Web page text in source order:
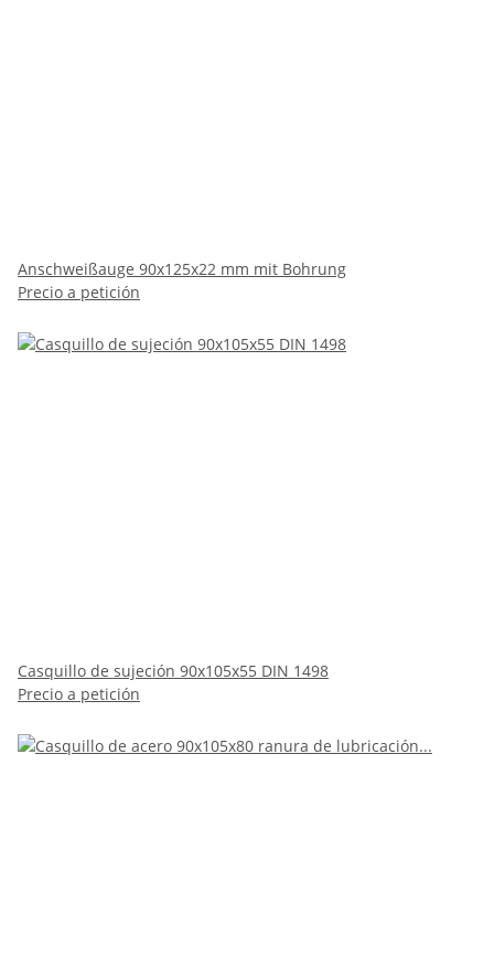
Anschweißauge 90x125x22 mm mit Bohrung
Precio a petición
Casquillo de sujeción 90x105x55 DIN 1498
Precio a petición